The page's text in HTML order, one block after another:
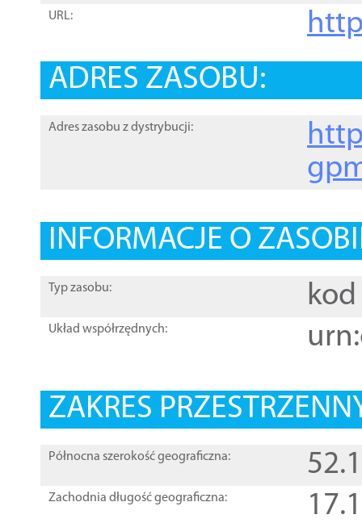
URL:
ADRES ZASOBU:
Adres zasobu z dystrybucji:
INFORMACJE O
Typ zasobu: kod
Układ współrzędnych:
ZAKRES
Północna szerokość geograficzna:
Zachodnia długość geograficzna: